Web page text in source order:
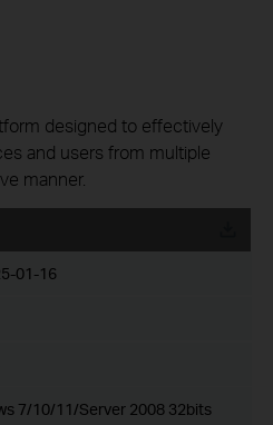
designed to effectively
and users from multiple
manner.
01-16
7/10/11/Server 2008 32bits